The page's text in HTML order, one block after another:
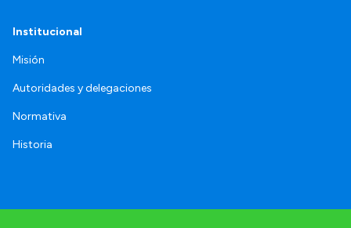
Institucional
Misión
Autoridades y delegaciones
Normativa
Historia